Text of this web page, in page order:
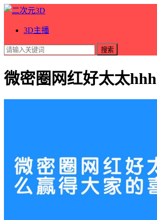
3D主播
搜索
微密圈网红好太太hhh